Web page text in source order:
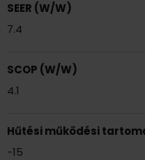
SEER (W/W)
7.4
SCOP (W/W)
4.1
Hűtési működési
-15